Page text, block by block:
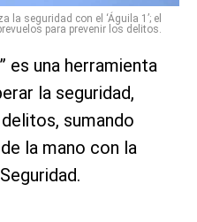
la seguridad con el ‘Águila 1’; el
para prevenir los delitos.
es una herramienta
la seguridad,
sumando
la mano con la